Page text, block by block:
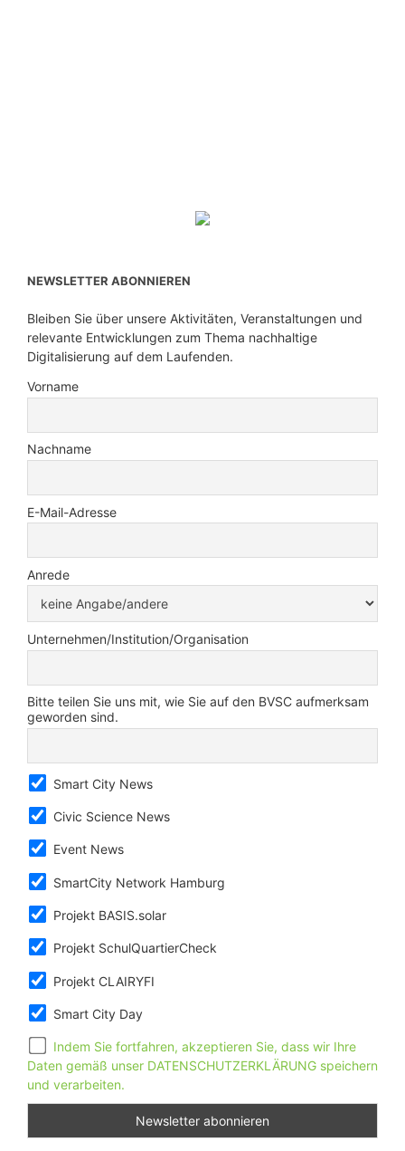
NEWSLETTER ABONNIEREN
Bleiben Sie über unsere Aktivitäten, Veranstaltungen und
relevante Entwicklungen zum Thema nachhaltige
Digitalisierung auf dem Laufenden.
Vorname
Nachname
E-Mail-Adresse
Anrede
Unternehmen/Institution/Organisation
Bitte teilen Sie uns mit, wie Sie auf den BVSC aufmerksam
geworden sind.
Smart City News
Civic Science News
Event News
SmartCity Network Hamburg
Projekt BASIS.solar
Projekt SchulQuartierCheck
Projekt CLAIRYFI
Smart City Day
Indem Sie fortfahren, akzeptieren Sie, dass wir Ihre
Daten gemäß unser DATENSCHUTZERKLÄRUNG speichern
und verarbeiten.